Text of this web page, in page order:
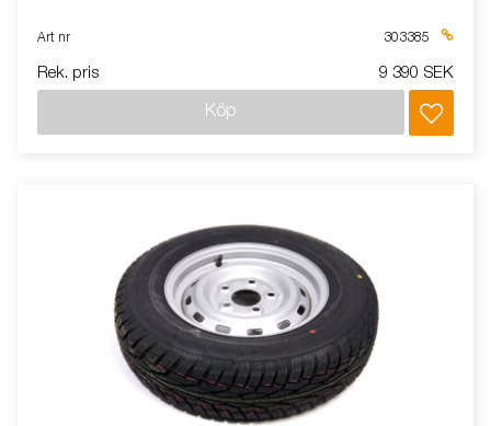
Art nr 303385
Rek. pris 9 390 SEK
Köp